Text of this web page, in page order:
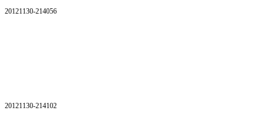
20121130-214056
20121130-214102